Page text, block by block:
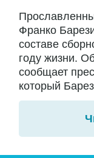
Франко
составе
году жизни.
сообщает
который